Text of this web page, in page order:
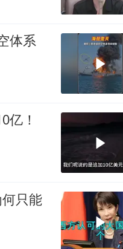
体系
亿！
只能